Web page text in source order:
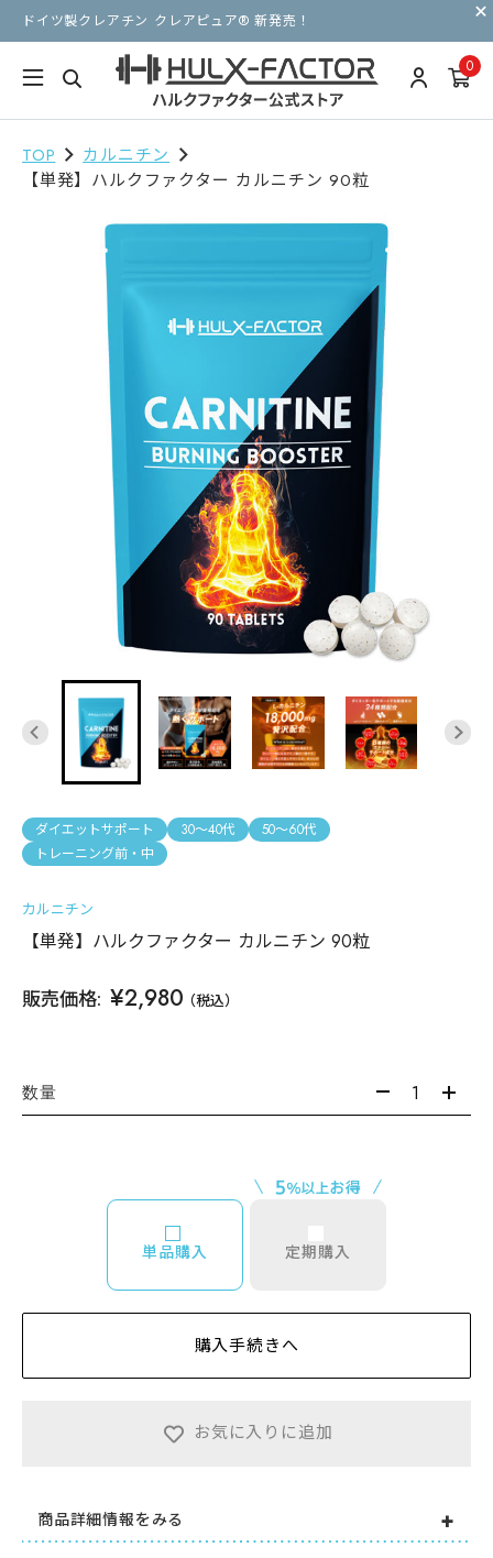
ドイツ製クレアチン クレアピュア® 新発売！
0
TOP
カルニチン
【単発】ハルクファクター カルニチン 90粒
ダイエットサポート 30〜40代
50〜60代
トレーニング前・中
カルニチン
【単発】ハルクファクター カルニチン 90粒
販売価格: ¥2,980（税込）
数量
単品購入 定期購入
購入手続きへ
お気に入りに追加
商品詳細情報をみる